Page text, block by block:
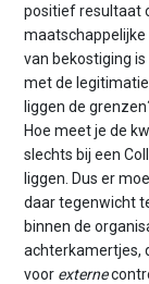
positief resultaat
van bekostiging
met de
liggen de
Hoe meet je de
slechts bij een
liggen. Dus er
daar tegenwicht
binnen de
achterkamertjes,
voor externe